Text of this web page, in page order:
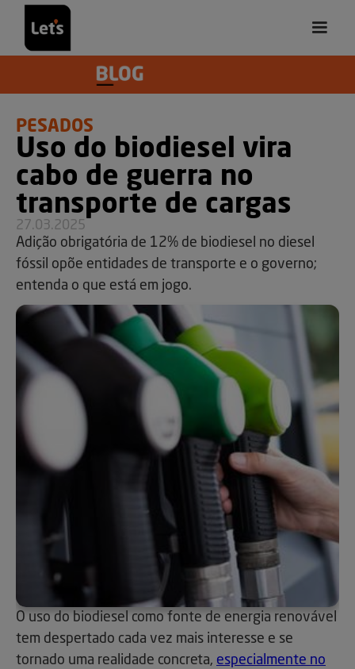
PESADOS
Uso do biodiesel vira
cabo de guerra no
transporte de cargas
27.03.2025
Adição obrigatória de 12% de biodiesel no diesel
fóssil opõe entidades de transporte e o governo;
entenda o que está em jogo.
O uso do biodiesel como fonte de energia renovável
tem despertado cada vez mais interesse e se
tornado uma realidade concreta, especialmente no